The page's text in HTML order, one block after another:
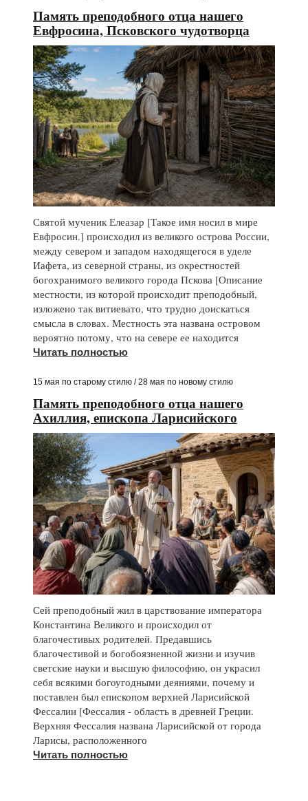
Память преподобного отца нашего
Евфросина, Псковского чудотворца
Святой мученик Елеазар [Такое имя носил в мире
Евфросин.] происходил из великого острова России,
между севером и западом находящегося в уделе
Иафета, из северной страны, из окрестностей
богохранимого великого города Пскова [Описание
местности, из которой происходит преподобный,
изложено так витиевато, что трудно доискаться
смысла в словах. Местность эта названа островом
вероятно потому, что на севере ее находится
Читать полностью
15 мая по старому стилю / 28 мая по новому стилю
Память преподобного отца нашего
Ахиллия, епископа Ларисийского
Сей преподобный жил в царствование императора
Константина Великого и происходил от
благочестивых родителей. Предавшись
благочестивой и богобоязненной жизни и изучив
светские науки и высшую философию, он украсил
себя всякими богоугодными деяниями, почему и
поставлен был епископом верхней Ларисийской
Фессалии [Фессалия - область в древней Греции.
Верхняя Фессалия названа Ларисийской от города
Ларисы, расположенного
Читать полностью